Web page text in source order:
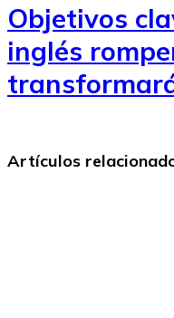
Objetivos
inglés
Artículos